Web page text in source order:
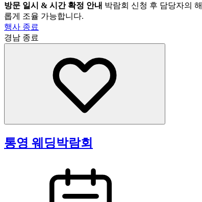
방문 일시 & 시간 확정 안내 박람회 신청 후 담당자의
롭게 조율 가능합니다.
행사 종료
경남 종료
통영 웨딩박람회